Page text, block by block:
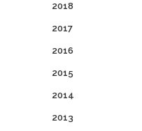
2018
2017
2016
2015
2014
2013